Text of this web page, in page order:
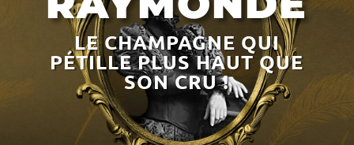
LE CHAMPAGNE QUI
PÉTILLE PLUS HAUT QUE
SON CRU !